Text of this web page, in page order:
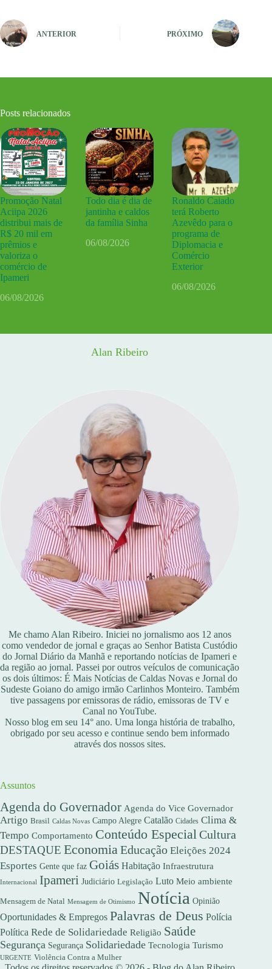
ANTERIOR PRÓXIMO
Posts relacionados
Promoção Natal
Aciipa 2026
distribui mais de
R$ 20 mil em
prêmios e
valoriza o
comércio de
Ipameri
06/08/2026
Todo dia é dia de
jantinha e caldos
da família Sinha
06/08/2026
Ronaldo Caiado
terá Roberto
Azevêdo para o
programa de
Diplomacia e
Comércio
Exterior
06/08/2026
Alan Ribeiro
Me chamo Alan Ribeiro. Iniciei no jornalismo aos 12 anos
como vendedor de jornal e graças ao Senhor Batista Custódio
do Jornal Diário da Manhã e reportando notícias de Ipameri e
da região ao jornal. Passei por outros veículos de comunicação
os dois últimos: É Mais Notícias de Caldas Novas e Jornal do
Sudeste Goiano do amigo irmão Carlinhos Monteiro. Também
tive passagens por emissoras de rádio, emissoras de TV e
Canal no YouTube.
Nosso blog em seu 14° ano. Uma longa história de trabalho,
obrigado por seu acesso e continue sendo bem informado
através dos nossos sites.
Assuntos
Agenda do Governador Agenda do Vice Governador
Artigo Brasil Caldas Novas Campo Alegre Catalão Cidades Clima &
Tempo Comportamento Conteúdo EspecialCultura
DESTAQUE EconomiaEducação Eleições 2024
Esportes Gente que faz Goiás Habitação Infraestrutura
Internacional Ipameri Judiciário Legislação Luto Meio ambiente
Mensagem de Natal Mensagem de Otimismo Notícia Opinião
Oportunidades & Empregos Palavras de Deus Polícia
Política Rede de Solidariedade Religião Saúde
Segurança Segurança Solidariedade Tecnologia Turismo
URGENTE Violência Contra a Mulher